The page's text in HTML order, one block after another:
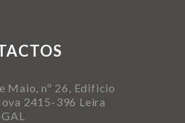
Maio, nº 26, Edificio
2415-396 Leira